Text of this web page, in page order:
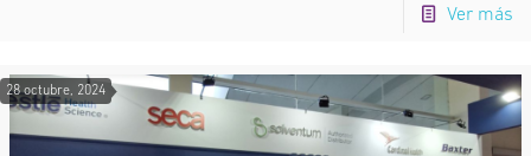
Ver más
28 octubre, 2024